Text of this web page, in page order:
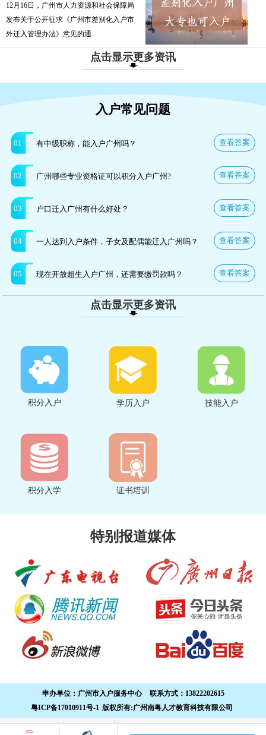
12月16日，广州市人力资源和社会保障局
发布关于公开征求《广州市差别化入户市
外迁入管理办法》意见的通...
点击显示更多资讯
入户常见问题
查看答案
01 有中级职称，能入户广州吗？
查看答案
02 广州哪些专业资格证可以积分入户广州?
查看答案
03 户口迁入广州有什么好处？
查看答案
04 一人达到入户条件，子女及配偶能迁入广州吗？
查看答案
05 现在开放超生入户广州，还需要缴罚款吗？
点击显示更多资讯
积分入户 学历入户 技能入户
积分入学 证书培训
特别报道媒体
申办单位： 广州市入户服务中心 联系方式： 13822202615
粤ICP备17010911号-1 版权所有:广州南粤人才教育科技有限公司